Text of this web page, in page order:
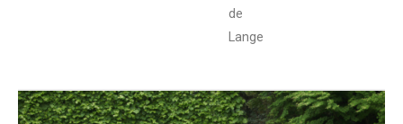
de
Lange